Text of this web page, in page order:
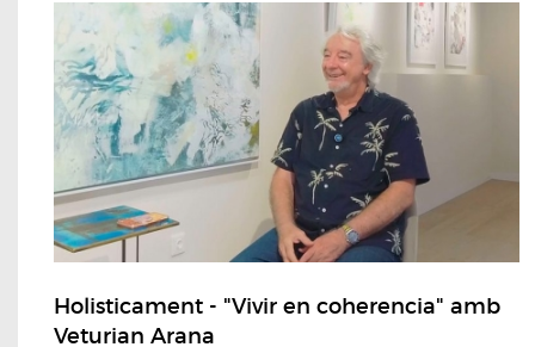
Holisticament - "Vivir en coherencia" amb
Veturian Arana